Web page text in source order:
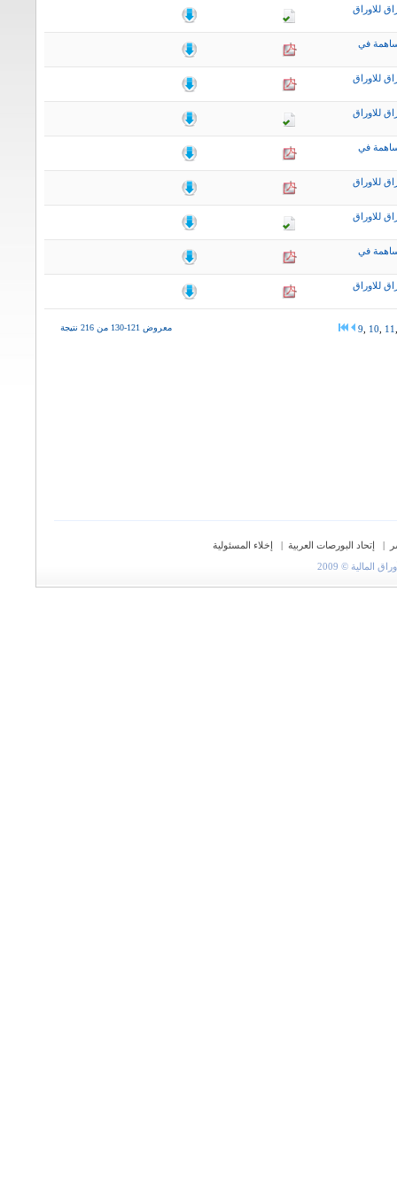
للاوراق
في
للاوراق
للاوراق
في
للاوراق
للاوراق
في
للاوراق
معروض 121-130 من 216 نتيجة 9 10 11
| إتحاد البورصات العربية |
إخلاء المسئولية
© 2009